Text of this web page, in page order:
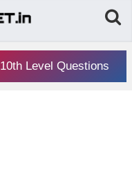
10th Level Questions